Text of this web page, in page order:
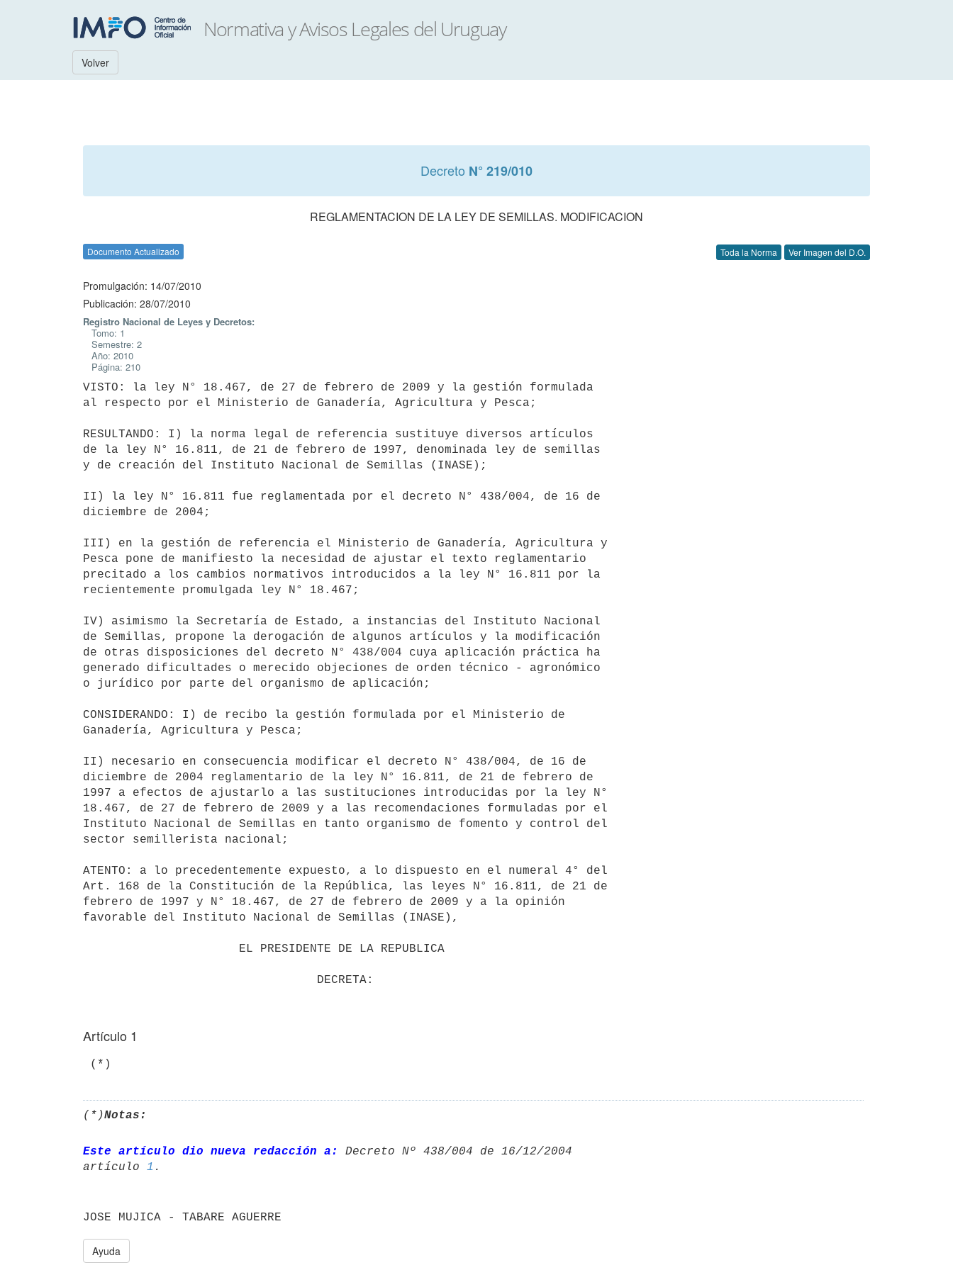
Volver
Decreto N° 219/010
REGLAMENTACION DE LA LEY DE SEMILLAS. MODIFICACION
Documento Actualizado Toda la Norma Ver Imagen del D.O.
Promulgación: 14/07/2010
Publicación: 28/07/2010
Registro Nacional de Leyes y Decretos:
Tomo: 1
Semestre: 2
Año: 2010
Página: 210
VISTO: la ley N° 18.467, de 27 de febrero de 2009 y la gestión formulada
al respecto por el Ministerio de Ganadería, Agricultura y Pesca;
RESULTANDO: I) la norma legal de referencia sustituye diversos artículos
de la ley N° 16.811, de 21 de febrero de 1997, denominada ley de semillas
y de creación del Instituto Nacional de Semillas (INASE);
II) la ley N° 16.811 fue reglamentada por el decreto N° 438/004, de 16 de
diciembre de 2004;
III) en la gestión de referencia el Ministerio de Ganadería, Agricultura y
Pesca pone de manifiesto la necesidad de ajustar el texto reglamentario
precitado a los cambios normativos introducidos a la ley N° 16.811 por la
recientemente promulgada ley N° 18.467;
IV) asimismo la Secretaría de Estado, a instancias del Instituto Nacional
de Semillas, propone la derogación de algunos artículos y la modificación
de otras disposiciones del decreto N° 438/004 cuya aplicación práctica ha
generado dificultades o merecido objeciones de orden técnico - agronómico
o jurídico por parte del organismo de aplicación;
CONSIDERANDO: I) de recibo la gestión formulada por el Ministerio de
Ganadería, Agricultura y Pesca;
II) necesario en consecuencia modificar el decreto N° 438/004, de 16 de
diciembre de 2004 reglamentario de la ley N° 16.811, de 21 de febrero de
1997 a efectos de ajustarlo a las sustituciones introducidas por la ley N°
18.467, de 27 de febrero de 2009 y a las recomendaciones formuladas por el
Instituto Nacional de Semillas en tanto organismo de fomento y control del
sector semillerista nacional;
ATENTO: a lo precedentemente expuesto, a lo dispuesto en el numeral 4° del
Art. 168 de la Constitución de la República, las leyes N° 16.811, de 21 de
febrero de 1997 y N° 18.467, de 27 de febrero de 2009 y a la opinión
favorable del Instituto Nacional de Semillas (INASE),
Artículo 1
(*)Notas:
Este artículo dio nueva redacción a:
Decreto Nº 438/004 de 16/12/2004
artículo 1
Ayuda